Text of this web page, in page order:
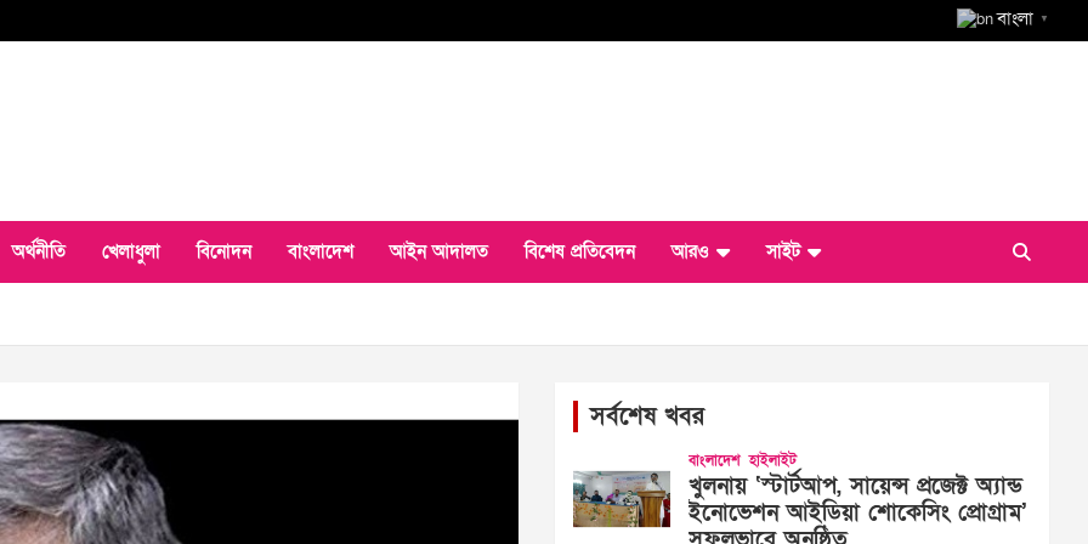
বাংলা ▼
অর্থনীতি খেলাধুলা বিনোদন বাংলাদেশ আইন আদালত বিশেষ প্রতিবেদন আরও সাইট
সর্বশেষ খবর
বাংলাদেশ হাইলাইট
খুলনায় ‘স্টার্টআপ, সায়েন্স প্রজেক্ট অ্যান্ড
ইনোভেশন আইডিয়া শোকেসিং প্রোগ্রাম’